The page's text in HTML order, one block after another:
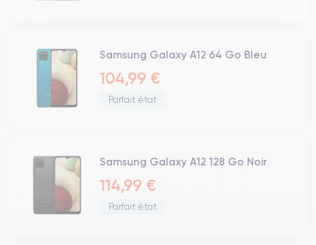
Samsung Galaxy A12 64 Go Bleu
104,99 €
Parfait état
Samsung Galaxy A12 128 Go Noir
114,99 €
Parfait état